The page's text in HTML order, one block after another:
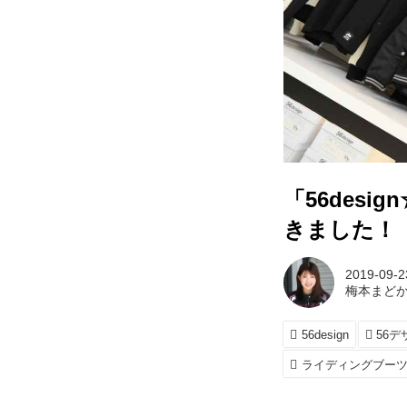
「
きました！
2019-09-
梅本まど
56design 56デ
ライディングブーツ